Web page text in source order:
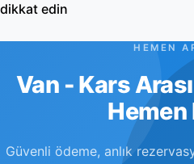
dikkat edin
HEMEN
Van - Kars
Hemen
Güvenli ödeme, anlık